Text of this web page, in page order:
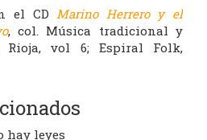
el CDMarino Herrero y el
, col. Música tradicional y
vol 6; Espiral Folk,
hay leyes